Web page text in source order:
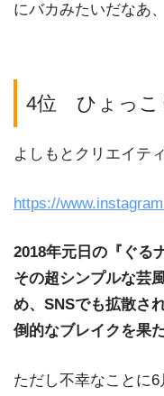
にバカみたいだなあ
4位 ひょっこ
よしもとクリエイテ
https://
2018年元日の『ぐる
その超シンプルな芸
め、SNSでも拡散さ
倒的なブレイクを果
ただし不幸なことに